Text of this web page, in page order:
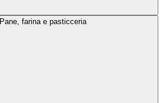
Pane, farina e pasticceria